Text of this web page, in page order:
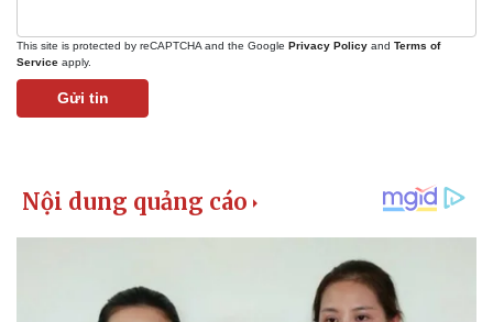
Pháp luật
Vụ án
Tin nóng
This site is protected by reCAPTCHA and the Google Privacy Policy and Terms of
Service apply.
Gửi tin